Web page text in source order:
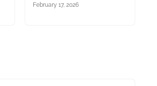
February 17, 2026